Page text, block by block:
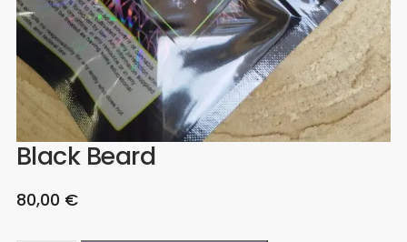
Black Beard
80,00 €